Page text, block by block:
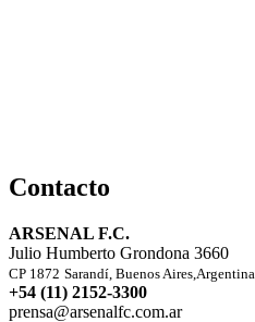
Contacto
ARSENAL F.C.
Julio Humberto Grondona 3660
CP 1872 Sarandí, Buenos Aires,Argentina
+54 (11) 2152-3300
prensa@arsenalfc.com.ar